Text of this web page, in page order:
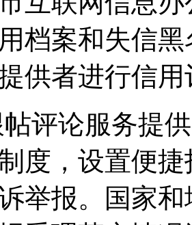
档案和失信
供者进行信用
评论服务提
度，设置便
举报。国家